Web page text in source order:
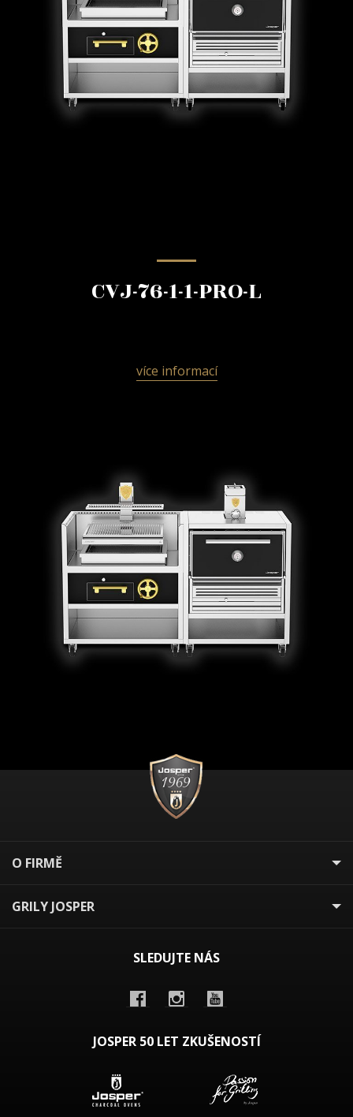
CVJ-76-1-1-PRO-L
více informací
O FIRMĚ
GRILY JOSPER
SLEDUJTE NÁS
JOSPER 50 LET ZKUŠENOSTÍ